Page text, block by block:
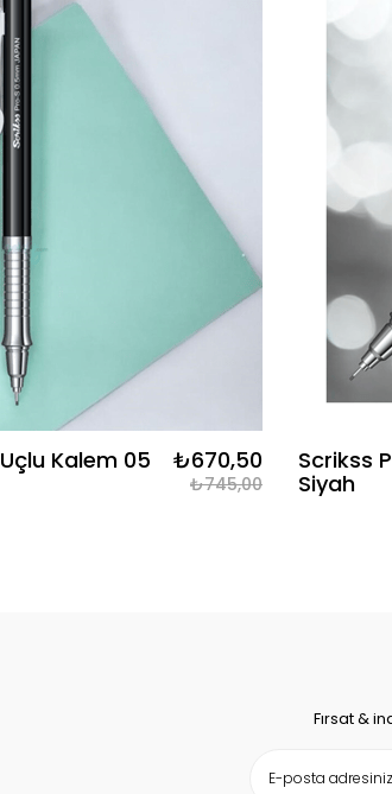
Kalem 05
₺670,50
₺745,00
Scrikss
Siyah
Fırsat &